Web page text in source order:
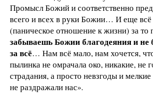
Промысл Божий и соответственно
всего и всех в руки Божии… И еще всё
(паническое отношение к жизни) за то
забываешь Божии благодеяния и не
за всё… Нам всё мало, нам хочется,
пылинка не омрачала око, никакие, не
страдания, а просто невзгоды и
не раздражали нас».